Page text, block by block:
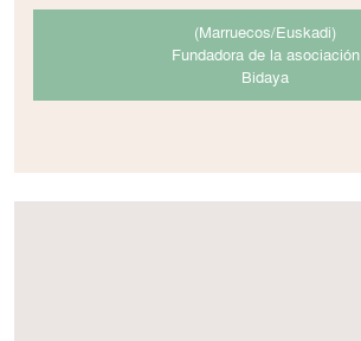
(Marruecos/Euskadi)
Fundadora de la asociación
Bidaya